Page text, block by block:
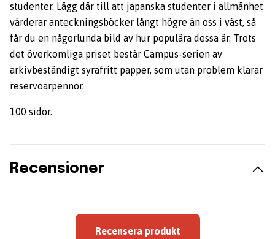
studenter. Lägg där till att japanska studenter i allmänhet
värderar anteckningsböcker långt högre än oss i väst, så
får du en någorlunda bild av hur populära dessa är. Trots
det överkomliga priset består Campus-serien av
arkivbeständigt syrafritt papper, som utan problem klarar
reservoarpennor.
100 sidor.
Recensioner
Recensera produkt